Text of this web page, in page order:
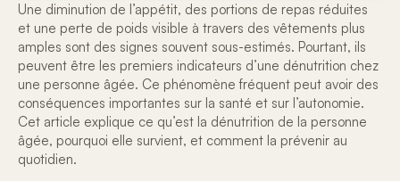
Une diminution de l’appétit, des portions de repas réduites
et une perte de poids visible à travers des vêtements plus
amples sont des signes souvent sous-estimés. Pourtant, ils
peuvent être les premiers indicateurs d’une dénutrition chez
une personne âgée. Ce phénomène fréquent peut avoir des
conséquences importantes sur la santé et sur l’autonomie.
Cet article explique ce qu’est la dénutrition de la personne
âgée, pourquoi elle survient, et comment la prévenir au
quotidien.